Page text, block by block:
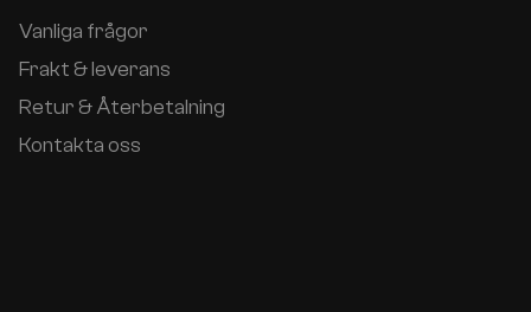
Vanliga frågor
Frakt & leverans
Retur & Återbetalning
Kontakta oss